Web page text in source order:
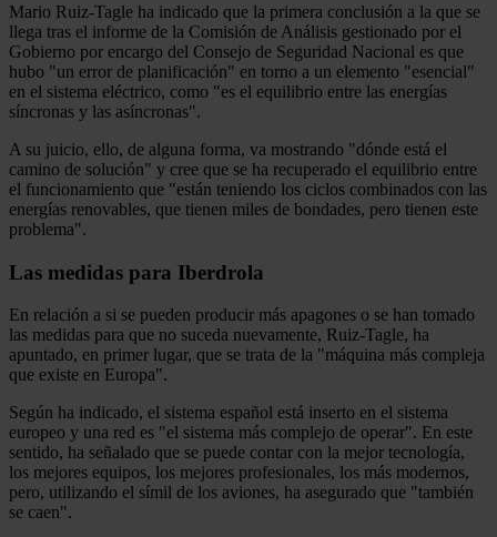
Mario Ruiz-Tagle ha indicado que la primera conclusión a la que se
llega tras el informe de la Comisión de Análisis gestionado por el
Gobierno por encargo del Consejo de Seguridad Nacional es que
hubo "un error de planificación" en torno a un elemento "esencial"
en el sistema eléctrico, como "es el equilibrio entre las energías
síncronas y las asíncronas".
A su juicio, ello, de alguna forma, va mostrando "dónde está el
camino de solución" y cree que se ha recuperado el equilibrio entre
el funcionamiento que "están teniendo los ciclos combinados con las
energías renovables, que tienen miles de bondades, pero tienen este
problema".
Las medidas para Iberdrola
En relación a si se pueden producir más apagones o se han tomado
las medidas para que no suceda nuevamente, Ruiz-Tagle, ha
apuntado, en primer lugar, que se trata de la "máquina más compleja
que existe en Europa".
Según ha indicado, el sistema español está inserto en el sistema
europeo y una red es "el sistema más complejo de operar". En este
sentido, ha señalado que se puede contar con la mejor tecnología,
los mejores equipos, los mejores profesionales, los más modernos,
pero, utilizando el símil de los aviones, ha asegurado que "también
se caen".